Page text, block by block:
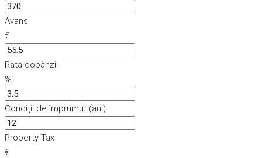
Avans
€
Rata dobânzii
%
Condiții de împrumut (ani)
Property Tax
€